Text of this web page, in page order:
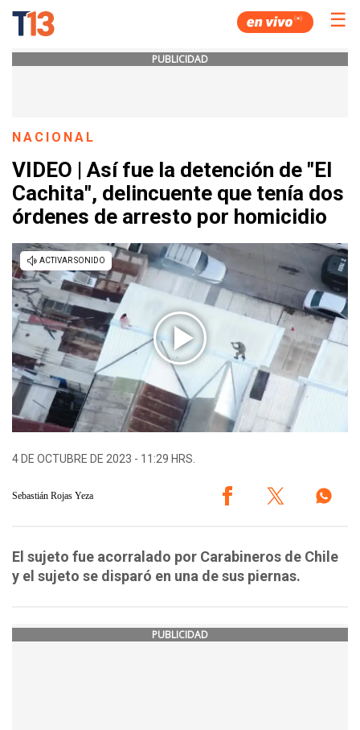
☰
PUBLICIDAD
NACIONAL
VIDEO | Así fue la detención de "El
Cachita", delincuente que tenía dos
órdenes de arresto por homicidio
4 DE OCTUBRE DE 2023 - 11:29 HRS.
Sebastián Rojas Yeza
El sujeto fue acorralado por Carabineros de Chile
y el sujeto se disparó en una de sus piernas.
PUBLICIDAD